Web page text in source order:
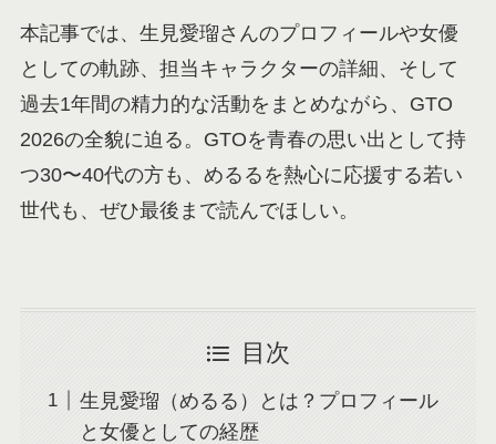
本記事では、生見愛瑠さんのプロフィールや女優
としての軌跡、担当キャラクターの詳細、そして
過去1年間の精力的な活動をまとめながら、GTO
2026の全貌に迫る。GTOを青春の思い出として持
つ30〜40代の方も、めるるを熱心に応援する若い
世代も、ぜひ最後まで読んでほしい。
目次
生見愛瑠（めるる）とは？プロフィール
と女優としての経歴